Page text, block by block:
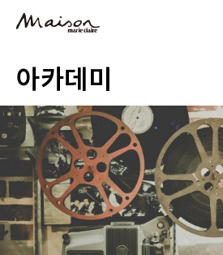
content
아카데미